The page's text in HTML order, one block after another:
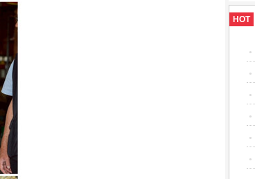
HOT